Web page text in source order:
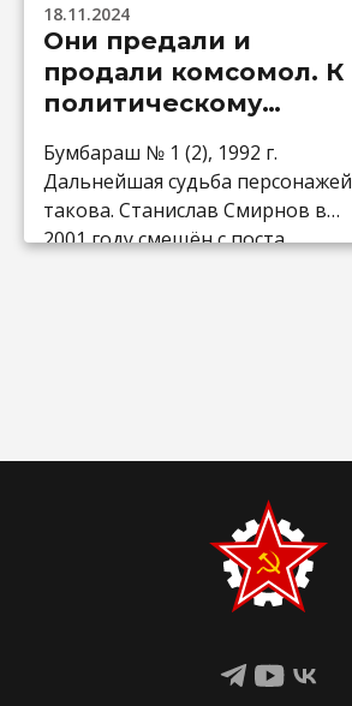
18.11.2024
Они предали и
продали комсомол. К
политическому
детей»
Бумбараш № 1 (2), 1992 г.
Дальнейшая судьба персонажей
такова. Станислав Смирнов в
2001 году смещён с поста
бизнес-центра в Москве.
Остальные куда-то затерялись.
Кто пытался похоронить
Всесоюзный Ленинский
Коммунистический Союз
Молодёжи? Необразованные,
любящие деньги […]